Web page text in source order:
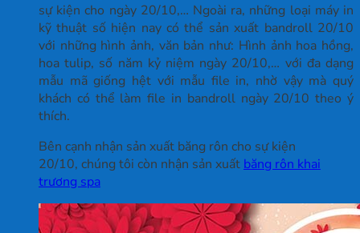
sự kiện cho ngày 20/10,… Ngoài ra, những loại máy in
kỹ thuật số hiện nay có thể sản xuất bandroll 20/10
với những hình ảnh, văn bản như: Hình ảnh hoa hồng,
hoa tulip, số năm kỷ niệm ngày 20/10,… với đa dạng
mẫu mã giống hệt với mẫu file in, nhờ vậy mà quý
khách có thể làm file in bandroll ngày 20/10 theo ý
thích.
Bên cạnh nhận sản xuất băng rôn cho sự kiện
20/10, chúng tôi còn nhận sản xuất băng rôn khai
trương spa